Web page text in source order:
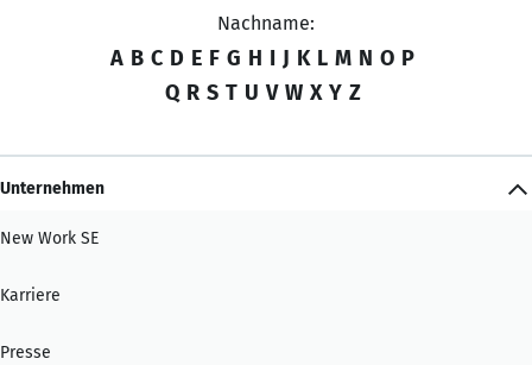
Nachname:
A B C D E F G H I J K L M N O P
Q R S T U V W X Y Z
Unternehmen
New Work SE
Karriere
Presse